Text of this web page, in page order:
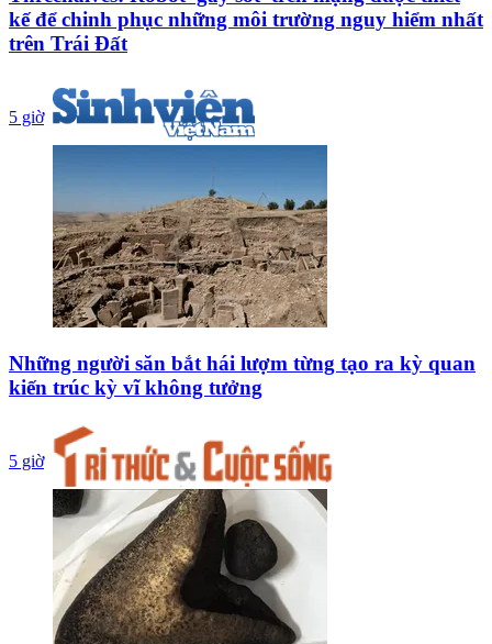
kế để chinh phục những môi trường nguy hiểm nhất
trên Trái Đất
5 giờ
Những người săn bắt hái lượm từng tạo ra kỳ quan
kiến trúc kỳ vĩ không tưởng
5 giờ